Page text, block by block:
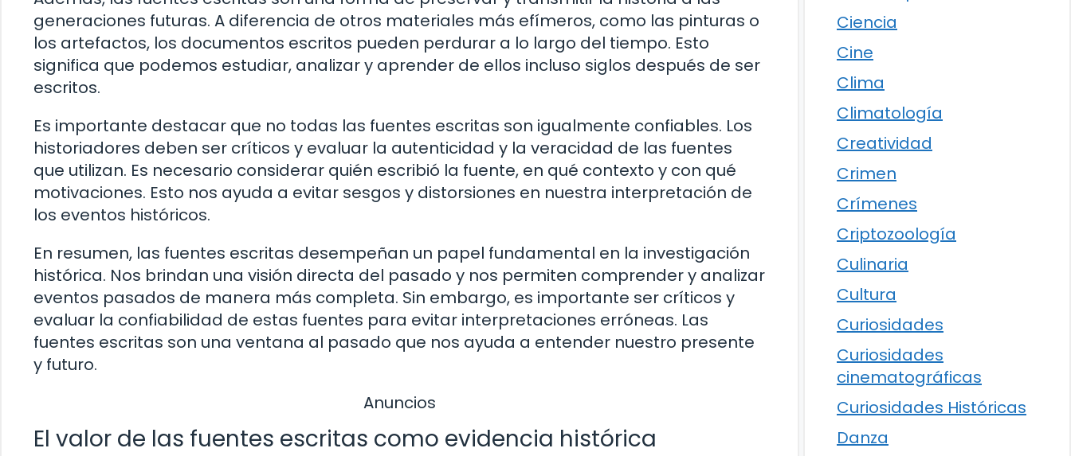
generaciones futuras. A diferencia de otros materiales más efímeros, como las pinturas o
los artefactos, los documentos escritos pueden perdurar a lo largo del tiempo. Esto
significa que podemos estudiar, analizar y aprender de ellos incluso siglos después de ser
escritos.
Es importante destacar que no todas las fuentes escritas son igualmente confiables. Los
historiadores deben ser críticos y evaluar la autenticidad y la veracidad de las fuentes
que utilizan. Es necesario considerar quién escribió la fuente, en qué contexto y con qué
motivaciones. Esto nos ayuda a evitar sesgos y distorsiones en nuestra interpretación de
los eventos históricos.
En resumen, las fuentes escritas desempeñan un papel fundamental en la investigación
histórica. Nos brindan una visión directa del pasado y nos permiten comprender y analizar
eventos pasados de manera más completa. Sin embargo, es importante ser críticos y
evaluar la confiabilidad de estas fuentes para evitar interpretaciones erróneas. Las
fuentes escritas son una ventana al pasado que nos ayuda a entender nuestro presente
y futuro.
Anuncios
El valor de las fuentes escritas como evidencia histórica
Ciencia
Cine
Clima
Climatología
Creatividad
Crimen
Crímenes
Criptozoología
Culinaria
Cultura
Curiosidades
Curiosidades
cinematográficas
Curiosidades Históricas
Danza